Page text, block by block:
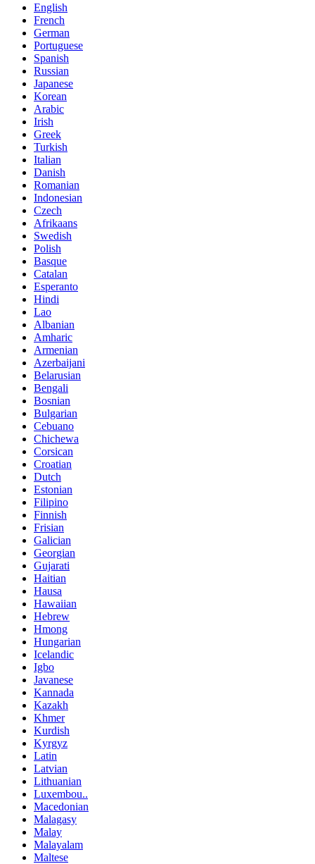
English
French
German
Portuguese
Spanish
Russian
Japanese
Korean
Arabic
Irish
Greek
Turkish
Italian
Danish
Romanian
Indonesian
Czech
Afrikaans
Swedish
Polish
Basque
Catalan
Esperanto
Hindi
Lao
Albanian
Amharic
Armenian
Azerbaijani
Belarusian
Bengali
Bosnian
Bulgarian
Cebuano
Chichewa
Corsican
Croatian
Dutch
Estonian
Filipino
Finnish
Frisian
Galician
Georgian
Gujarati
Haitian
Hausa
Hawaiian
Hebrew
Hmong
Hungarian
Icelandic
Igbo
Javanese
Kannada
Kazakh
Khmer
Kurdish
Kyrgyz
Latin
Latvian
Lithuanian
Luxembou..
Macedonian
Malagasy
Malay
Malayalam
Maltese